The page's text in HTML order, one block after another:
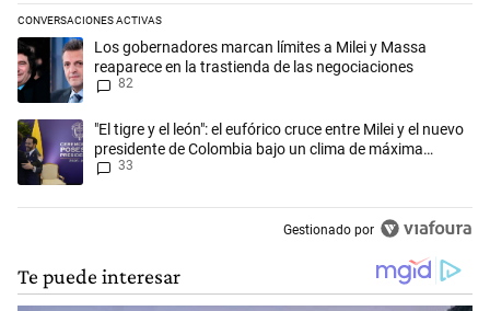
CONVERSACIONES ACTIVAS
Este listado muestra los artículos con más comentarios en los
Un artículo de tendencia con el título "Los gobernadores marcan
Los gobernadores marcan límites a Milei y Massa
reaparece en la trastienda de las negociaciones
82
Un artículo de tendencia con el título ""El tigre y el león": el eufórico
"El tigre y el león": el eufórico cruce entre Milei y el nuevo
presidente de Colombia bajo un clima de máxima
tensión
33
Gestionado por